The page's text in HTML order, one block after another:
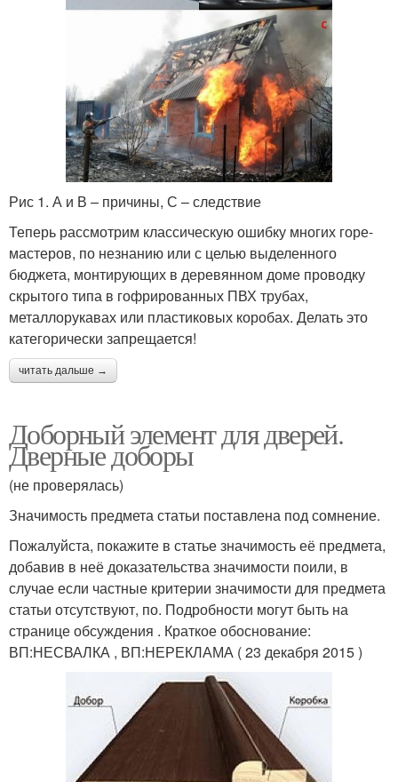
Рис 1. А и В – причины, С – следствие
Теперь рассмотрим классическую ошибку многих горе-
мастеров, по незнанию или с целью выделенного
бюджета, монтирующих в деревянном доме проводку
скрытого типа в гофрированных ПВХ трубах,
металлорукавах или пластиковых коробах. Делать это
категорически запрещается!
читать дальше →
Доборный элемент для дверей.
Дверные доборы
(не проверялась)
Значимость предмета статьи поставлена под сомнение.
Пожалуйста, покажите в статье значимость её предмета,
добавив в неё доказательства значимости поили, в
случае если частные критерии значимости для предмета
статьи отсутствуют, по. Подробности могут быть на
странице обсуждения . Краткое обоснование:
ВП:НЕСВАЛКА , ВП:НЕРЕКЛАМА ( 23 декабря 2015 )